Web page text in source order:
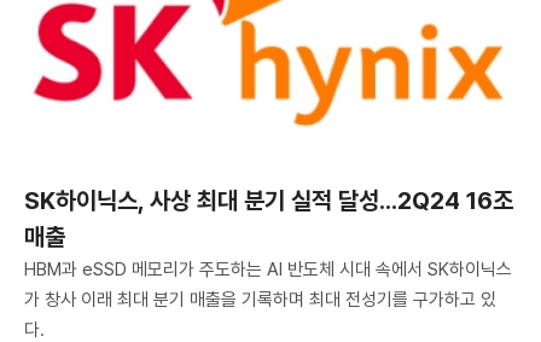
SK하이닉스, 사상 최대 분기 실적 달성...2Q24 16조
매출
HBM과 eSSD 메모리가 주도하는 AI 반도체 시대 속에서 SK하이닉스
가 창사 이래 최대 분기 매출을 기록하며 최대 전성기를 구가하고 있
다.